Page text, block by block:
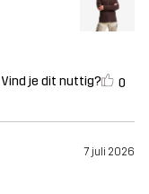
Vind je dit nuttig? 0
7 juli 2026